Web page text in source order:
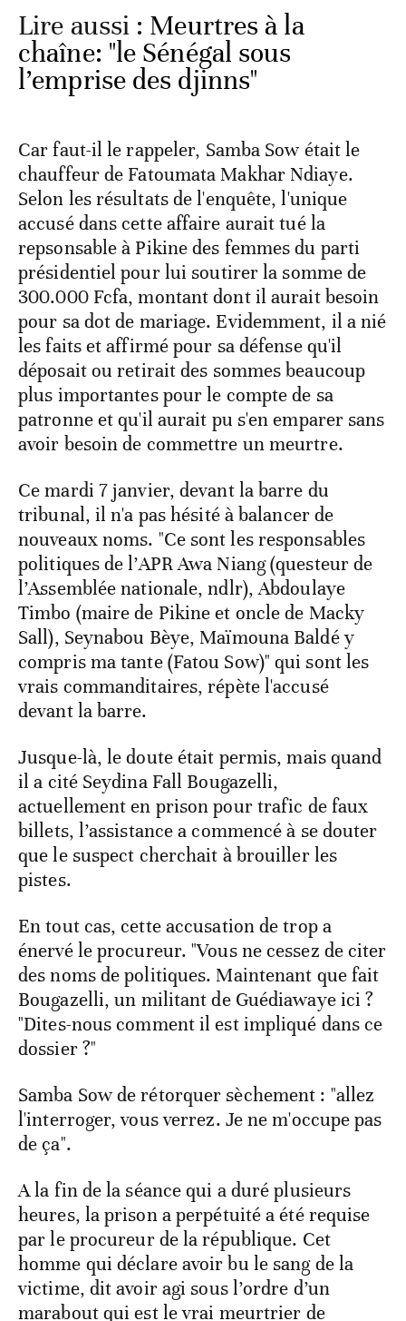
Lire aussi : Meurtres à la
chaîne: "le Sénégal sous
l’emprise des djinns"
Car faut-il le rappeler, Samba Sow était le
chauffeur de Fatoumata Makhar Ndiaye.
Selon les résultats de l'enquête, l'unique
accusé dans cette affaire aurait tué la
repsonsable à Pikine des femmes du parti
présidentiel pour lui soutirer la somme de
300.000 Fcfa, montant dont il aurait besoin
pour sa dot de mariage. Evidemment, il a nié
les faits et affirmé pour sa défense qu'il
déposait ou retirait des sommes beaucoup
plus importantes pour le compte de sa
patronne et qu'il aurait pu s'en emparer sans
avoir besoin de commettre un meurtre.
Ce mardi 7 janvier, devant la barre du
tribunal, il n'a pas hésité à balancer de
nouveaux noms. "Ce sont les responsables
politiques de l’APR Awa Niang (questeur de
l’Assemblée nationale, ndlr), Abdoulaye
Timbo (maire de Pikine et oncle de Macky
Sall), Seynabou Bèye, Maïmouna Baldé y
compris ma tante (Fatou Sow)" qui sont les
vrais commanditaires, répète l'accusé
devant la barre.
Jusque-là, le doute était permis, mais quand
il a cité Seydina Fall Bougazelli,
actuellement en prison pour trafic de faux
billets, l’assistance a commencé à se douter
que le suspect cherchait à brouiller les
pistes.
En tout cas, cette accusation de trop a
énervé le procureur. "Vous ne cessez de citer
des noms de politiques. Maintenant que fait
Bougazelli, un militant de Guédiawaye ici ?
"Dites-nous comment il est impliqué dans ce
dossier ?"
Samba Sow de rétorquer sèchement : "allez
l'interroger, vous verrez. Je ne m'occupe pas
de ça".
A la fin de la séance qui a duré plusieurs
heures, la prison a perpétuité a été requise
par le procureur de la république. Cet
homme qui déclare avoir bu le sang de la
victime, dit avoir agi sous l’ordre d’un
marabout qui est le vrai meurtrier de